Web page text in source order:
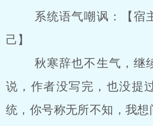
系统语气嘲讽：【宿主
己】
秋寒辞也不生气，继续
说，作者没写完，也没提
统，你号称无所不知，我